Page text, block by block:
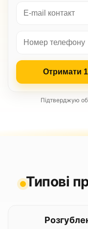
Отримати
Підтверджую
Типові